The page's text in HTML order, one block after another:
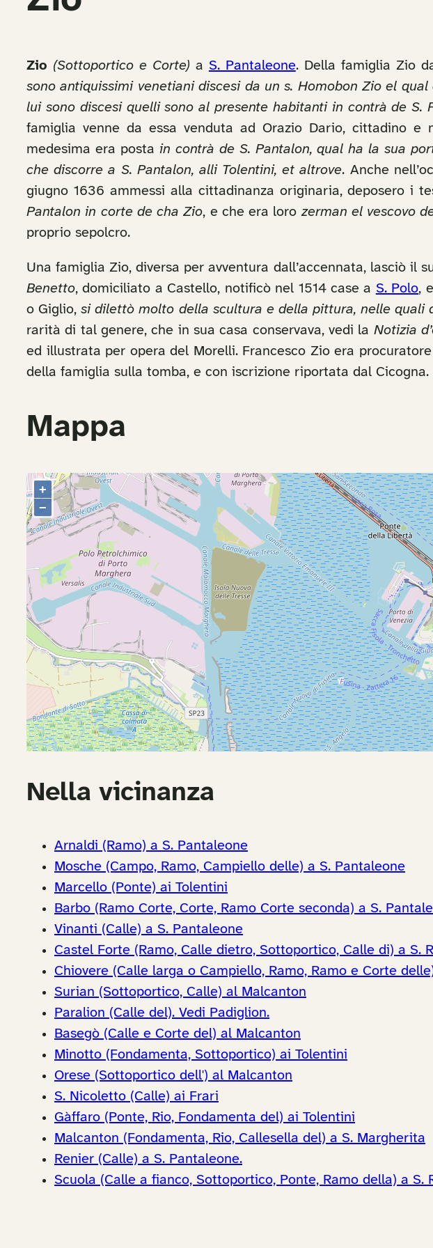
Zio (Sottoportico e Corte) a S. Pantaleone. Della famiglia Zio
sono antiquissimi venetiani discesi da un s. Homobon Zio el
lui sono discesi quelli sono al presente habitanti in contrà de S.
famiglia venne da essa venduta ad Orazio Dario, cittadino
medesima era posta in contrà de S. Pantalon, qual ha la sua
che discorre a S. Pantalon, alli Tolentini, et altrove. Anche
giugno 1636 ammessi alla cittadinanza originaria, deposero i
Pantalon in corte de cha Zio, e che era lorozerman el vescovo
proprio sepolcro.
Una famiglia Zio, diversa per avventura dall’accennata, lasciò il
Benetto, domiciliato a Castello, notificò nel 1514 case a S. Polo,
o Giglio,si dilettò molto della scultura e della pittura, nelle quali
rarità di tal genere, che in sua casa conservava, vedi la Notizia
ed illustrata per opera del Morelli. Francesco Zio era
della famiglia sulla tomba, e con iscrizione riportata dal
Mappa
Nella vicinanza
Arnaldi (Ramo) a S. Pantaleone
Mosche (Campo, Ramo, Campiello delle) a S. Pantaleone
Marcello (Ponte) ai Tolentini
Barbo (Ramo Corte, Corte, Ramo Corte seconda) a S.
Vinanti (Calle) a S. Pantaleone
Castel Forte (Ramo, Calle dietro, Sottoportico, Calle di) a S.
Chiovere (Calle larga o Campiello, Ramo, Ramo e Corte
Surian (Sottoportico, Calle) al Malcanton
Paralion (Calle del). Vedi Padiglion.
Basegò (Calle e Corte del) al Malcanton
Minotto (Fondamenta, Sottoportico) ai Tolentini
Orese (Sottoportico dell') al Malcanton
S. Nicoletto (Calle) ai Frari
Gàffaro (Ponte, Rio, Fondamenta del) ai Tolentini
Malcanton (Fondamenta, Rio, Callesella del) a S. Margherita
Renier (Calle) a S. Pantaleone.
Scuola (Calle a fianco, Sottoportico, Ponte, Ramo della) a S.